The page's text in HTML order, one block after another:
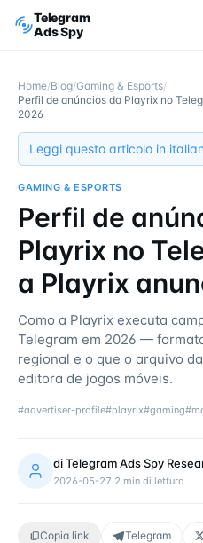
Telegram
Ads Spy
Home/Blog/Gaming & Esports/
Perfil de anúncios da Playrix no
2026
Leggi questo articolo in
GAMING & ESPORTS
Perfil de
Playrix no
a Playrix
Como a Playrix executa
Telegram em 2026 —
regional e o que o arquivo
editora de jogos móveis.
#advertiser-profile#playrix#gaming#
diTelegram Ads Spy
2026-05-27·2 min di lettura
Copia link Telegram